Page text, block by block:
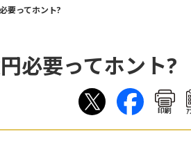
要ってホント?
必要ってホント?
印刷 ｱ